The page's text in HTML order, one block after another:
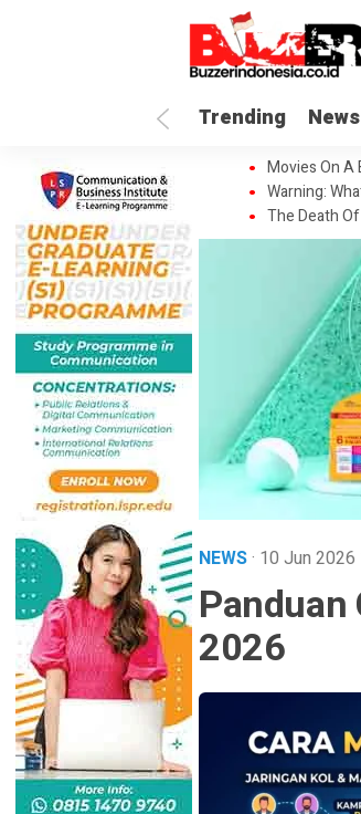
Trending News
Movies On A
Warning:
The Death
NEWS· 10 Jun 2026
2026